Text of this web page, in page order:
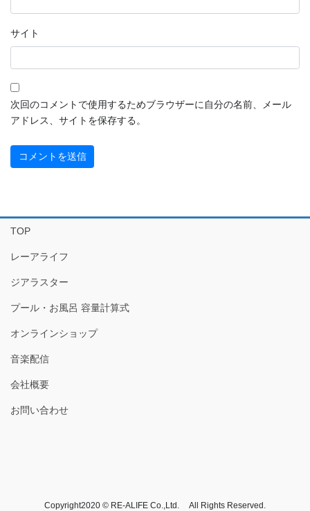
サイト
次回のコメントで使用するためブラウザーに自分の名前、メール
アドレス、サイトを保存する。
TOP
レーアライフ
ジアラスター
プール・お風呂 容量計算式
オンラインショップ
音楽配信
会社概要
お問い合わせ
Copyright2020 © RE-ALIFE Co.,Ltd. All Rights Reserved.